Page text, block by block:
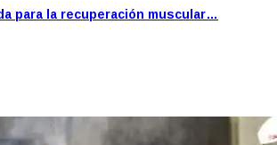
para la recuperación muscular…